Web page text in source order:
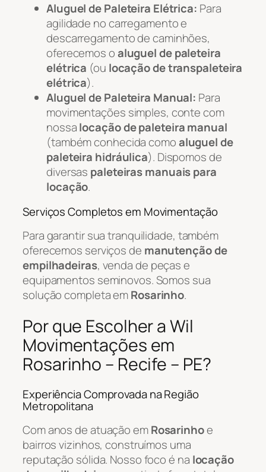
Aluguel de Paleteira Elétrica: Para
agilidade no carregamento e
descarregamento de caminhões,
oferecemos oaluguel de paleteira
elétrica (ou locação de transpaleteira
elétrica).
Aluguel de Paleteira Manual: Para
movimentações simples, conte com
nossalocação de paleteira manual
(também conhecida comoaluguel de
paleteira hidráulica). Dispomos de
diversas paleteiras manuais para
locação.
Serviços Completos em Movimentação
Para garantir sua tranquilidade, também
oferecemos serviços de manutenção de
empilhadeiras, venda de peças e
equipamentos seminovos. Somos sua
solução completa emRosarinho.
Por que Escolher a Wil
Movimentações em
Rosarinho – Recife – PE?
Experiência Comprovada na Região
Metropolitana
Com anos de atuação emRosarinhoe
bairros vizinhos, construímos uma
reputação sólida. Nosso foco é na locação